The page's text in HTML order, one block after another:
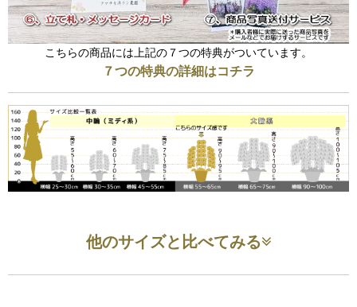
こちらの商品には上記の７つの特典がついています。
７つの特典の詳細はコチラ
他のサイズと比べてみる